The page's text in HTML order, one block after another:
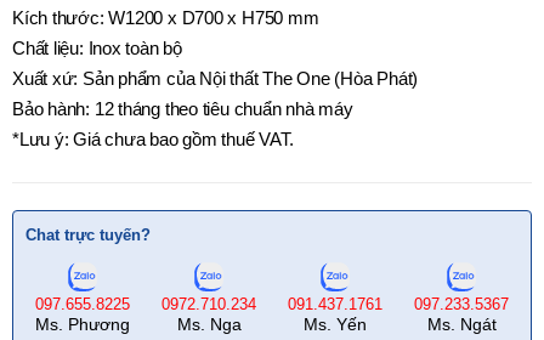
Kích thước: W1200 x D700 x H750 mm
Chất liệu: Inox toàn bộ
Xuất xứ: Sản phẩm của Nội thất The One (Hòa Phát)
Bảo hành: 12 tháng theo tiêu chuẩn nhà máy
*Lưu ý: Giá chưa bao gồm thuế VAT.
Chat trực tuyến?
097.655.8225
Ms. Phương
0972.710.234
Ms. Nga
091.437.1761
Ms. Yến
097.233.5367
Ms. Ngát